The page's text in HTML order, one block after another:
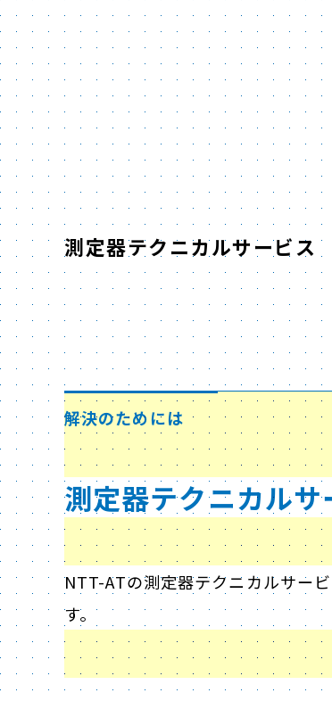
測定器テクニカルサービス
解決のためには
測定器テクニカル
NTT-ATの測定器テクニカルサー
す。